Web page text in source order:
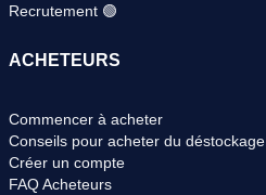
Recrutement 🟢
ACHETEURS
Commencer à acheter
Conseils pour acheter du déstockage
Créer un compte
FAQ Acheteurs